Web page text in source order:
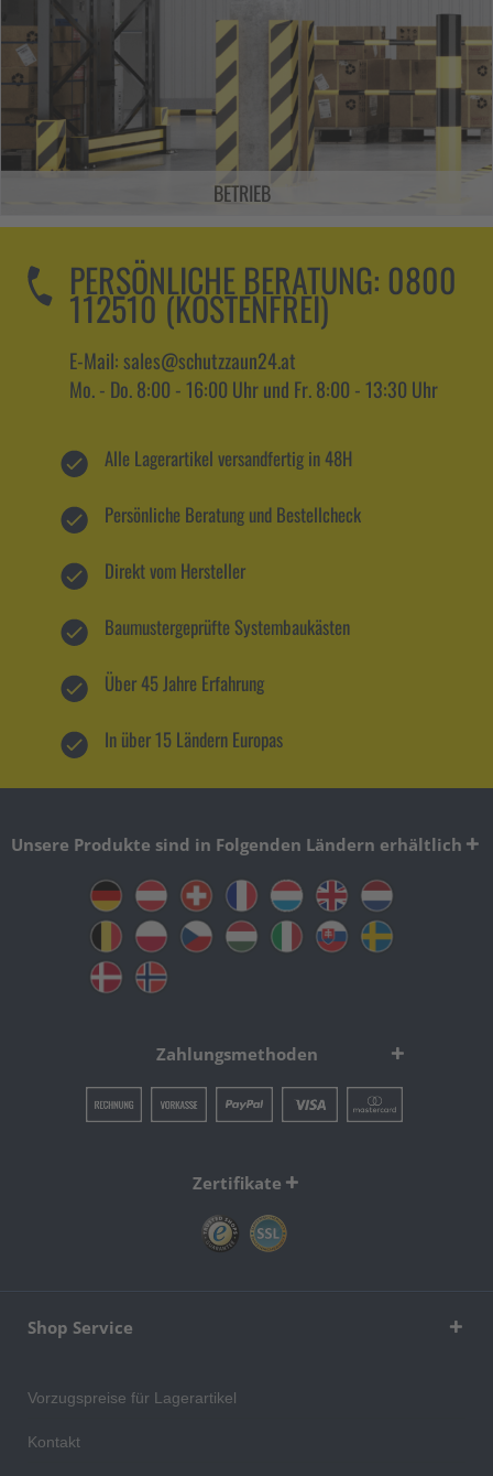
BETRIEB
PERSÖNLICHE BERATUNG: 0800
112510 (KOSTENFREI)
E-Mail: sales@schutzzaun24.at
Mo. - Do. 8:00 - 16:00 Uhr und Fr. 8:00 - 13:30 Uhr
Alle Lagerartikel versandfertig in 48H
Persönliche Beratung und Bestellcheck
Direkt vom Hersteller
Baumustergeprüfte Systembaukästen
Über 45 Jahre Erfahrung
In über 15 Ländern Europas
Unsere Produkte sind in Folgenden Ländern erhältlich
Zahlungsmethoden
Zertifikate
Shop Service
Vorzugspreise für Lagerartikel
Kontakt